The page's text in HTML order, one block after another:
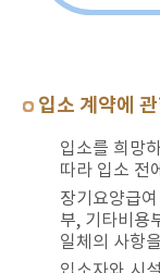
입소 계약에
입소를 희망
따라 입소 전
장기요양급
부, 기타비용
일체의 사항